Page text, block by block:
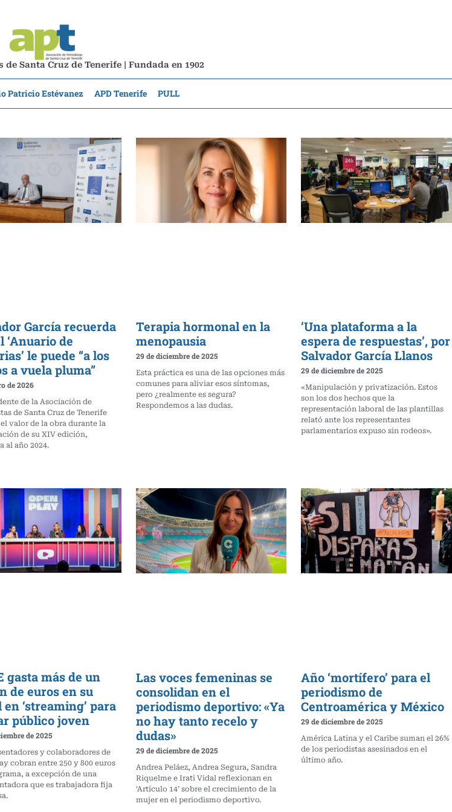
Santa Cruz de Tenerife | Fundada en 1902
Patricio Estévanez APD Tenerife PULL
García recuerda
‘Anuario de
le puede “a los
a vuela pluma”
de 2026
de la Asociación de
de Santa Cruz de Tenerife
valor de la obra durante la
de su XIV edición,
al año 2024.
Terapia hormonal en la
menopausia
29 de diciembre de 2025
Esta práctica es una de las opciones más
comunes para aliviar esos síntomas,
pero ¿realmente es segura?
Respondemos a las dudas.
‘Una plataforma a la
espera de respuestas’, por
Salvador García Llanos
29 de diciembre de 2025
«Manipulación y privatización. Estos
son los dos hechos que la
representación laboral de las plantillas
relató ante los representantes
parlamentarios expuso sin rodeos».
gasta más de un
de euros en su
‘streaming’ para
público joven
de 2025
y colaboradores de
cobran entre 250 y 800 euros
a excepción de una
que es trabajadora fija
Las voces femeninas se
consolidan en el
periodismo deportivo: «Ya
no hay tanto recelo y
dudas»
29 de diciembre de 2025
Andrea Peláez, Andrea Segura, Sandra
Riquelme e Irati Vidal reflexionan en
‘Artículo 14’ sobre el crecimiento de la
mujer en el periodismo deportivo.
Año ‘mortífero’ para el
periodismo de
Centroamérica y México
29 de diciembre de 2025
América Latina y el Caribe suman el 26%
de los periodistas asesinados en el
último año.